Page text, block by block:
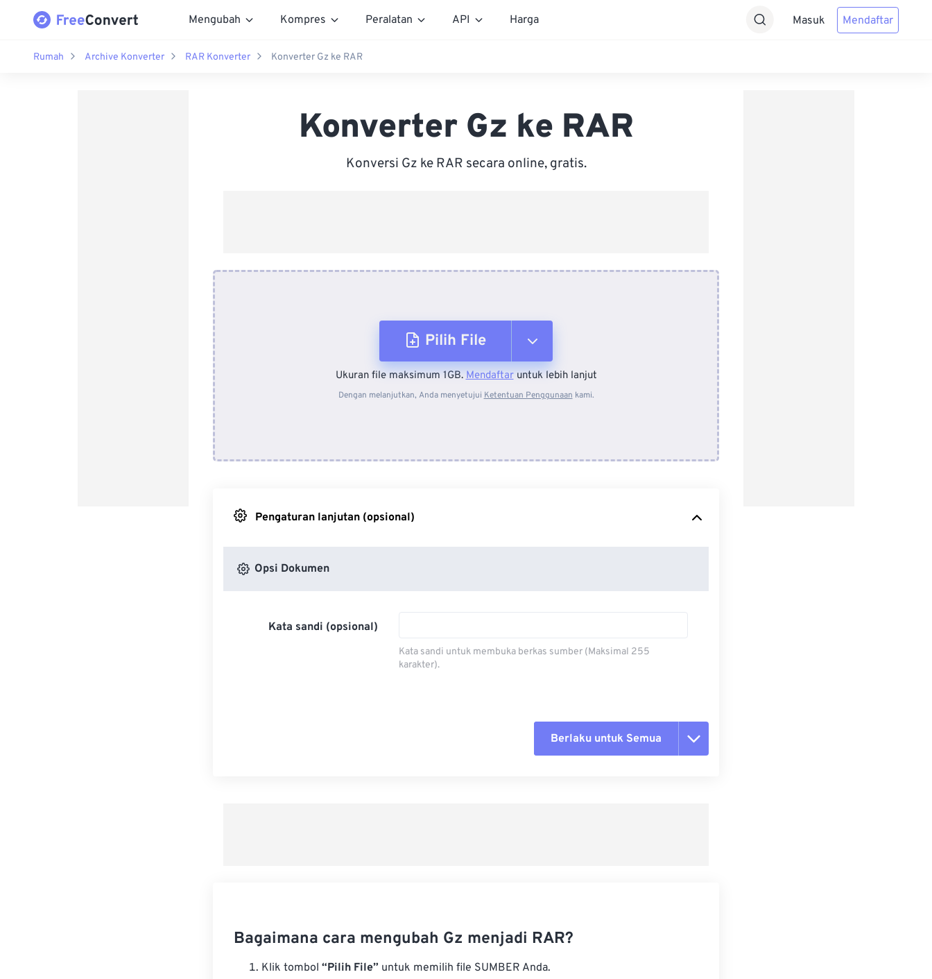
Mengubah Kompres Peralatan API Harga Masuk Mendaftar
Rumah Archive Konverter RAR Konverter Konverter Gz ke RAR
Konverter Gz ke RAR
Konversi Gz ke RAR secara online, gratis.
Pilih File
Dari Perangkat
Ukuran file maksimum 1GB.Mendaftaruntuk lebih lanjut
Dengan melanjutkan, Anda menyetujui Ketentuan Penggunaan kami.
Pengaturan lanjutan (opsional)
Opsi Dokumen
Kata sandi (opsional)
Kata sandi untuk membuka berkas sumber (Maksimal 255
karakter).
Berlaku untuk Semua
Bagaimana cara mengubah Gz menjadi RAR?
Klik tombol “Pilih File” untuk memilih file SUMBER Anda.